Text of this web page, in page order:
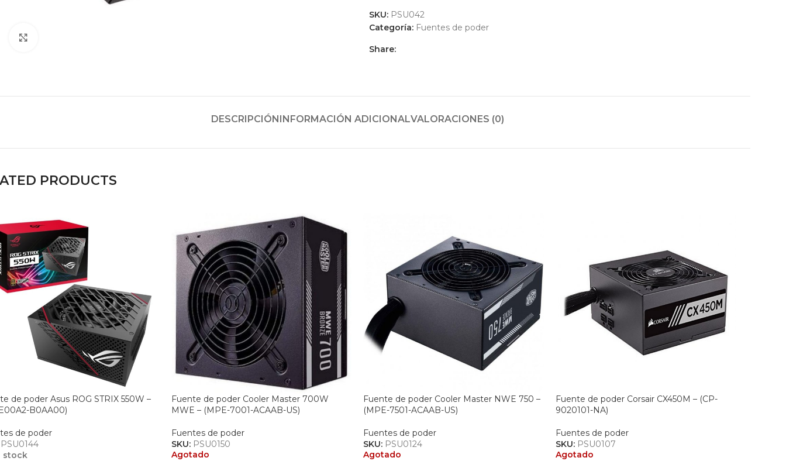
SKU: PSU042
Categoría: Fuentes de poder
Share:
DESCRIPCIÓNINFORMACIÓN ADICIONALVALORACIONES (0)
PRODUCTS
de poder Asus ROG STRIX 550W –
B0AA00)
de poder
PSU0144
stock
Fuente de poder Cooler Master 700W
MWE – (MPE-7001-ACAAB-US)
Fuentes de poder
SKU: PSU0150
Agotado
Fuente de poder Cooler Master NWE 750 –
(MPE-7501-ACAAB-US)
Fuentes de poder
SKU: PSU0124
Agotado
Fuente de poder Corsair CX450M – (CP-
9020101-NA)
Fuentes de poder
SKU: PSU0107
Agotado